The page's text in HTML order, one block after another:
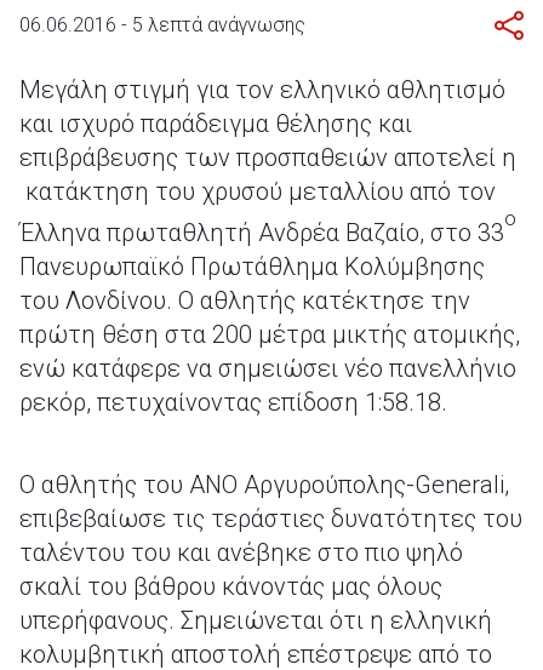
06.06.2016 - 5 λεπτά ανάγνωσης
Μεγάλη στιγμή για τον ελληνικό αθλητισμό
και ισχυρό παράδειγμα θέλησης και
επιβράβευσης των προσπαθειών αποτελεί η
κατάκτηση του χρυσού μεταλλίου από τον
Έλληνα πρωταθλητή Ανδρέα Βαζαίο, στο 33ο
Πανευρωπαϊκό Πρωτάθλημα Κολύμβησης
του Λονδίνου. Ο αθλητής κατέκτησε την
πρώτη θέση στα 200 μέτρα μικτής ατομικής,
ενώ κατάφερε να σημειώσει νέο πανελλήνιο
ρεκόρ, πετυχαίνοντας επίδοση 1:58.18.
Ο αθλητής του ΑΝΟ Αργυρούπολης-Generali,
επιβεβαίωσε τις τεράστιες δυνατότητες του
ταλέντου του και ανέβηκε στο πιο ψηλό
σκαλί του βάθρου κάνοντάς μας όλους
υπερήφανους. Σημειώνεται ότι η ελληνική
κολυμβητική αποστολή επέστρεψε από το